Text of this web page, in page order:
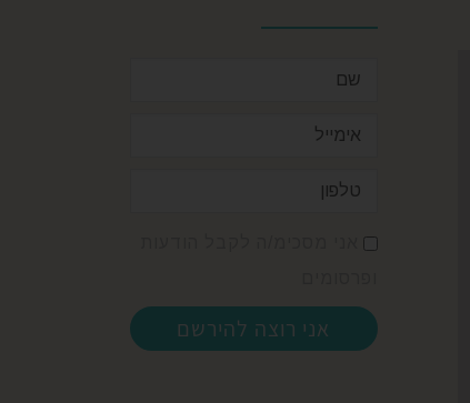
אני רוצה להירשם